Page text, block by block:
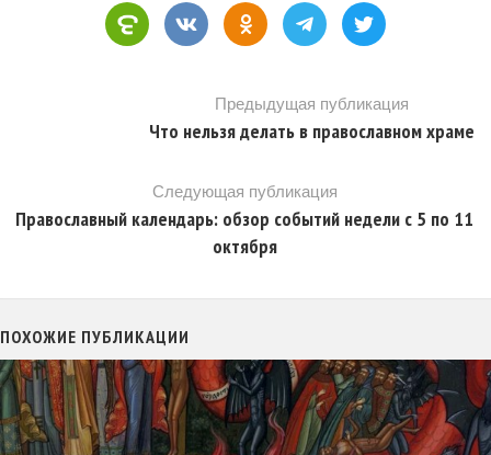
Предыдущая публикация
Что нельзя делать в православном храме
Следующая публикация
Православный календарь: обзор событий недели с 5 по 11
октября
ПОХОЖИЕ ПУБЛИКАЦИИ